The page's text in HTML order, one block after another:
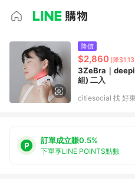
降價
$2,860 (降
3ZeBra｜
組) 二入
citiesocial 找 好
訂單成立賺0.5%
下單享LINE POINTS點數